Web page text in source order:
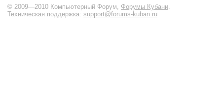
© 2009—2010 Компьютерный Форум, Форумы Кубани.
Техническая поддержка: support@forums-kuban.ru